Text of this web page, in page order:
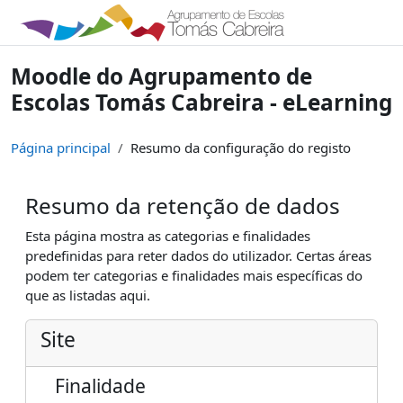
Ir para o conteúdo principal
Moodle do Agrupamento de
Escolas Tomás Cabreira - eLearning
Página principal Resumo da configuração do registo
Resumo da retenção de dados
Esta página mostra as categorias e finalidades
predefinidas para reter dados do utilizador. Certas áreas
podem ter categorias e finalidades mais específicas do
que as listadas aqui.
Site
Finalidade